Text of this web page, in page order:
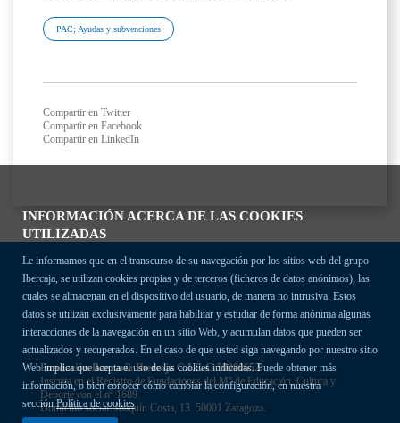
INFORMACIÓN ACERCA DE LAS COOKIES
UTILIZADAS
Le informamos que en el transcurso de su navegación por los sitios web del grupo
Ibercaja, se utilizan cookies propias y de terceros (ficheros de datos anónimos), las
cuales se almacenan en el dispositivo del usuario, de manera no intrusiva. Estos
datos se utilizan exclusivamente para habilitar y estudiar de forma anónima algunas
interacciones de la navegación en un sitio Web, y acumulan datos que pueden ser
actualizados y recuperados. En el caso de que usted siga navegando por nuestro sitio
Web implica que acepta el uso de las cookies indicadas. Puede obtener más
información, o bien conocer cómo cambiar la configuración, en nuestra
secciónPolítica de cookies
PAC; Ayudas y subvenciones
Compartir en Twitter
Compartir en Facebook
Compartir en LinkedIn
Fundación Bancaria Ibercaja C.I.F. G-50000652.
Inscrita en el Registro de Fundaciones del Mº de Educación, Cultura y
Deporte con el nº 1689.
Domicilio social: Joaquín Costa, 13. 50001 Zaragoza.